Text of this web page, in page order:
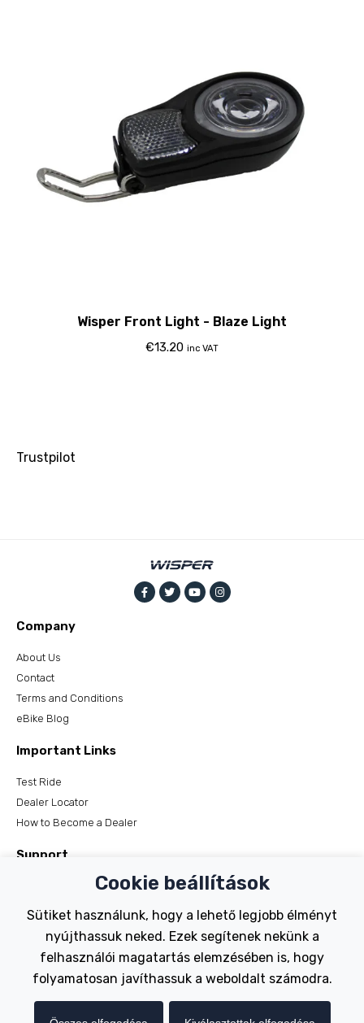
Wisper Front Light - Blaze Light
€13.20 inc VAT
Trustpilot
Company
About Us
Contact
Terms and Conditions
eBike Blog
Important Links
Test Ride
Dealer Locator
How to Become a Dealer
Support
Register Your Bike
Tutorials
Electric Bikes
Cookie beállítások
Sütiket használunk, hogy a lehető legjobb élményt
nyújthassuk neked. Ezek segítenek nekünk a
felhasználói magatartás elemzésében is, hogy
folyamatosan javíthassuk a weboldalt számodra.